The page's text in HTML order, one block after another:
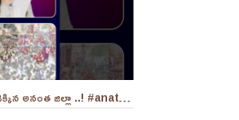
స్థానిక ఎన్నికల సన్నాహాలతో వేడెక్కిన అనంత జిల్లా ..! #anatapur #sir